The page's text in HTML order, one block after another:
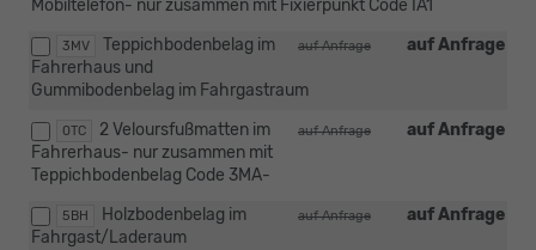
Mobiltelefon- nur zusammen mit Fixierpunkt Code IA1
3MV auf Anfrage
auf Anfrage
Teppichbodenbelag im
Fahrerhaus und
Gummibodenbelag im Fahrgastraum
0TC auf Anfrage
auf Anfrage
2 Veloursfußmatten im
Fahrerhaus- nur zusammen mit
Teppichbodenbelag Code 3MA-
5BH auf Anfrage
auf Anfrage
Holzbodenbelag im
Fahrgast/Laderaum